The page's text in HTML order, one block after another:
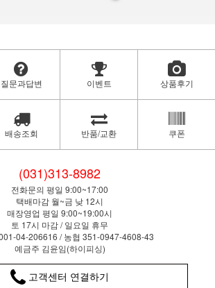
질문과답변 이벤트 상품후기
배송조회 반품/교환 쿠폰
(031)313-8982
전화문의 평일 9:00~17:00
택배마감 월~금 낮 12시
매장영업 평일 9:00~19:00시
토 17시 마감 / 일요일 휴무
04-206616 / 농협 351-0947-4608-43
예금주 김윤임(하이피싱)
고객센터 연결하기